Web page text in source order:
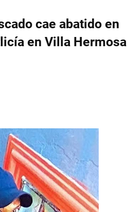
cae abatido en
en Villa Hermosa